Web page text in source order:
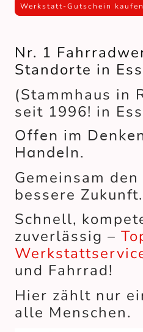
Werkstatt-Gutschein kaufen
Nr. 1
Standorte in
(Stammhaus in
seit 1996! in
Offen im
Handeln.
Gemeinsam
bessere Zukunft.
Schnell,
zuverlässig –
und Fahrrad!
Hier zählt nur
alle Menschen.